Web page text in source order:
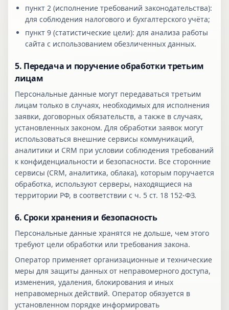
пункт 2 (исполнение требований законодательства):
для соблюдения налогового и бухгалтерского учёта;
пункт 9 (статистические цели): для анализа работы
сайта с использованием обезличенных данных.
5. Передача и поручение обработки третьим
лицам
Персональные данные могут передаваться третьим
лицам только в случаях, необходимых для исполнения
заявки, договорных обязательств, а также в случаях,
установленных законом. Для обработки заявок могут
использоваться внешние сервисы коммуникаций,
аналитики и CRM при условии соблюдения требований
к конфиденциальности и безопасности. Все сторонние
сервисы (CRM, аналитика, облака), которым поручается
обработка, используют серверы, находящиеся на
территории РФ, в соответствии с ч. 5 ст. 18 152-ФЗ.
6. Сроки хранения и безопасность
Персональные данные хранятся не дольше, чем этого
требуют цели обработки или требования закона.
Оператор применяет организационные и технические
меры для защиты данных от неправомерного доступа,
изменения, удаления, блокирования и иных
неправомерных действий. Оператор обязуется в
установленном порядке информировать